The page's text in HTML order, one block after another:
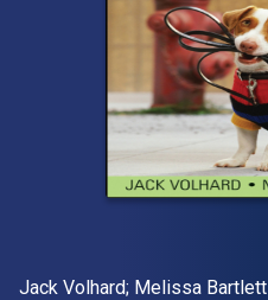
Autor(en)
Jack Volhard; Melissa Bartlett